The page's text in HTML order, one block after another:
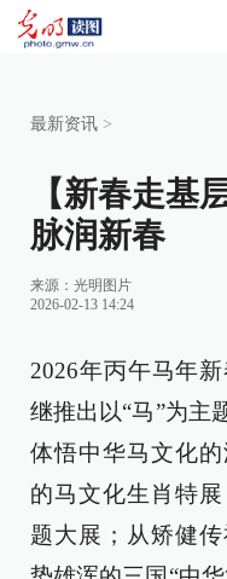
最新资讯 >
【新春走基
脉润新春
来源： 光明图片
2026-02-13 14:24
2026年丙午马年
继推出以“马”为主
体悟中华马文化
的马文化生肖特
题大展；从矫健